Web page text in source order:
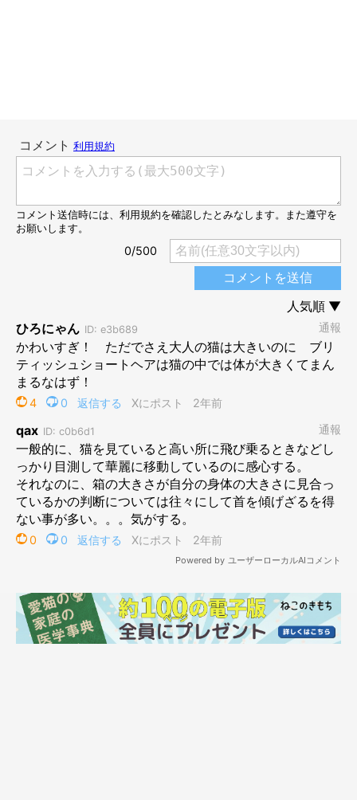
@aoaobri
飼い主さんに話を聞くと、あおくんは箱などにぎゅうぎゅうに体
を詰め込んで、窮屈そうにくつろぐのが好きなのだそうです。
撮影当時の様子について、飼い主さんは
「思った通りだな〜。可
愛いな〜と思いました（笑）」と話します。
飼い主さん：
「サイズや種類に限らず、入れるものにはとりあえず入ってみる
主義 みたいで、日頃から箱やらカバンやら洗面器やら、なんでも
入ろうとします」